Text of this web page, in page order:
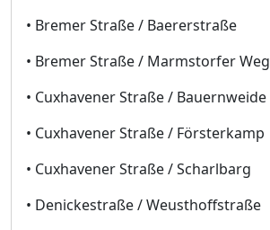
• Bremer Straße / Baererstraße
• Bremer Straße / Marmstorfer Weg
• Cuxhavener Straße / Bauernweide
• Cuxhavener Straße / Försterkamp
• Cuxhavener Straße / Scharlbarg
• Denickestraße / Weusthoffstraße